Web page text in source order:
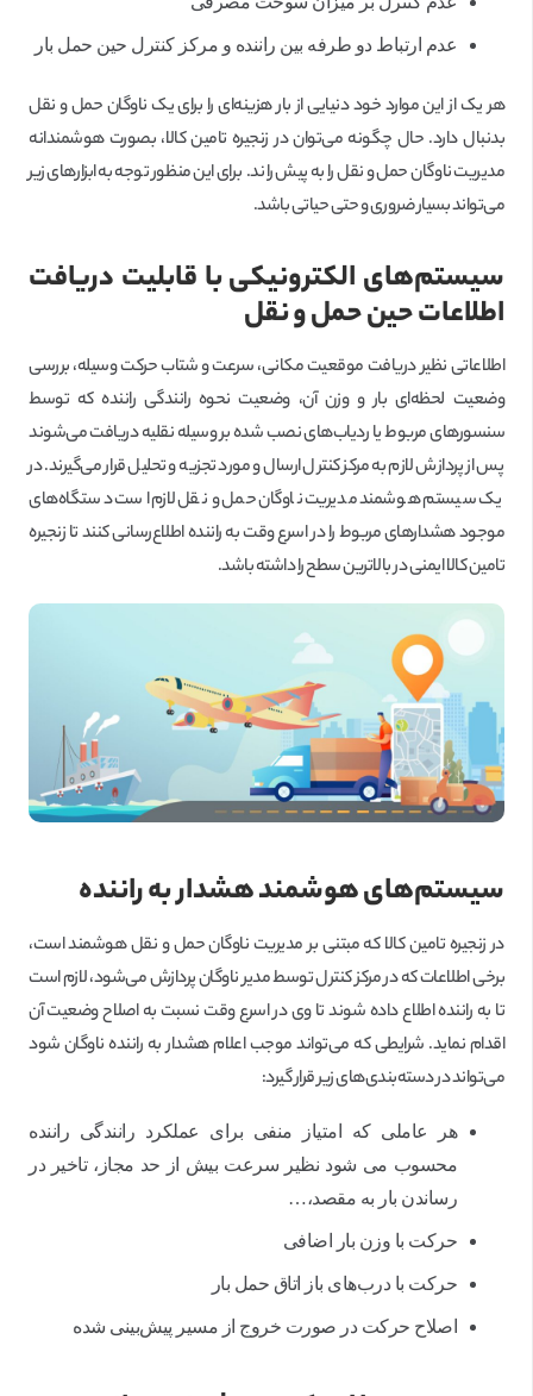
عدم ارتباط دو طرفه بین راننده و مرکز کنترل حین حمل بار
هر یک از این موارد خود دنیایی از بار هزینه‌ای را برای یک ناوگان حمل و نقل
بدنبال دارد. حال چگونه می‌توان در زنجیره تامین کالا، بصورت هوشمندانه
مدیریت ناوگان حمل و نقل را به پیش راند. برای این منظور توجه به ابزارهای زیر
می‌تواند بسیار ضروری و حتی حیاتی باشد.
سیستم‌های الکترونیکی با قابلیت دریافت
اطلاعات حین حمل و نقل
اطلاعاتی نظیر دریافت موقعیت مکانی، سرعت و شتاب حرکت وسیله، بررسی
وضعیت لحظه‌ای بار و وزن آن، وضعیت نحوه رانندگی راننده که توسط
سنسورهای مربوط یا ردیاب‌های نصب شده بر وسیله نقلیه دریافت می‌شوند
پس از پردازش لازم به مرکز کنترل ارسال و مورد تجزیه و تحلیل قرار می‌گیرند. در
یک سیستم هوشمند مدیریت ناوگان حمل و نقل لازم است دستگاه‌های
موجود هشدارهای مربوط را در اسرع وقت به راننده اطلاع‌رسانی کنند تا زنجیره
تامین کالا ایمنی در بالاترین سطح را داشته باشد.
سیستم‌های هوشمند هشدار به راننده
در زنجیره تامین کالا که مبتنی بر مدیریت ناوگان حمل و نقل هوشمند است،
برخی اطلاعات که در مرکز کنترل توسط مدیر ناوگان پردازش می‌شود، لازم است
تا به راننده اطلاع داده شوند تا وی در اسرع وقت نسبت به اصلاح وضعیت آن
اقدام نماید. شرایطی که می‌تواند موجب اعلام هشدار به راننده ناوگان شود
می‌تواند در دسته‌بندی‌های زیر قرار گیرد:
هر عاملی که امتیاز منفی برای عملکرد رانندگی راننده
محسوب می شود نظیر سرعت بیش از حد مجاز، تاخیر در
رساندن بار به مقصد،…
حرکت با وزن بار اضافی
حرکت با درب‌های باز اتاق حمل بار
اصلاح حرکت در صورت خروج از مسیر پیش‌بینی شده